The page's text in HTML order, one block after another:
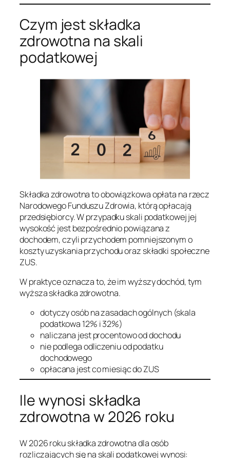
Czym jest składka
zdrowotna na skali
podatkowej
Składka zdrowotna to obowiązkowa opłata na rzecz
Narodowego Funduszu Zdrowia, którą opłacają
przedsiębiorcy. W przypadku skali podatkowej jej
wysokość jest bezpośrednio powiązana z
dochodem, czyli przychodem pomniejszonym o
koszty uzyskania przychodu oraz składki społeczne
ZUS.
W praktyce oznacza to, że im wyższy dochód, tym
wyższa składka zdrowotna.
dotyczy osób na zasadach ogólnych (skala
podatkowa 12% i 32%)
naliczana jest procentowo od dochodu
nie podlega odliczeniu od podatku
dochodowego
opłacana jest co miesiąc do ZUS
Ile wynosi składka
zdrowotna w 2026 roku
W 2026 roku składka zdrowotna dla osób
rozliczających się na skali podatkowej wynosi: